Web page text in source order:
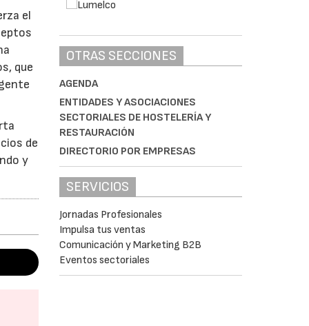
el
que
de
y
OTRAS SECCIONES
AGENDA
ENTIDADES Y ASOCIACIONES
SECTORIALES DE HOSTELERÍA Y
RESTAURACIÓN
DIRECTORIO POR EMPRESAS
SERVICIOS
Jornadas Profesionales
Impulsa tus ventas
Comunicación y Marketing B2B
Eventos sectoriales